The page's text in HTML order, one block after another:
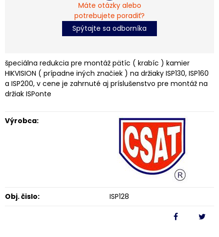
Máte otázky alebo
potrebujete poradiť?
Spýtajte sa odborníka
špeciálna redukcia pre montáž pätíc ( krabíc ) kamier
HIKVISION ( prípadne iných značiek ) na držiaky ISP130, ISP160
a ISP200, v cene je zahrnuté aj príslušenstvo pre montáž na
držiak ISPonte
Výrobca:
Obj. čislo: ISP128